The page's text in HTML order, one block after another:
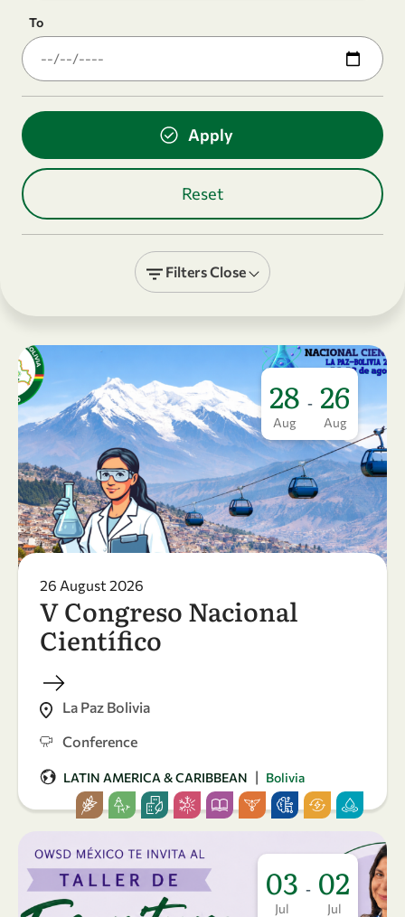
To
FiltersClose
28
Aug
- 26
Aug
26 August 2026
V Congreso Nacional
Científico
La Paz Bolivia
Conference
LATIN AMERICA & CARIBBEAN | Bolivia
03
Jul
- 02
Jul